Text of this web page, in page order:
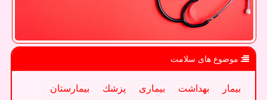
موضوع های سلامت
بیمار بهداشت بیماری پزشك
بیمارستان